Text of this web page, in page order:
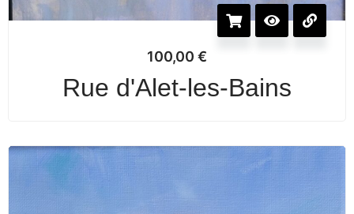
100,00 €
Rue d'Alet-les-Bains